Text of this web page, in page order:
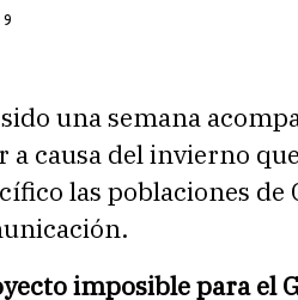
una semana
a causa del invierno
las poblaciones
imposible para el